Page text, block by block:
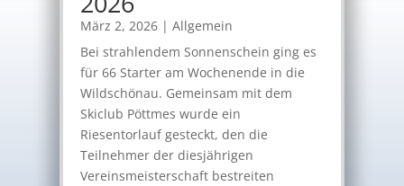
März 2, 2026 | Allgemein
Bei strahlendem Sonnenschein ging es
für 66 Starter am Wochenende in die
Wildschönau. Gemeinsam mit dem
Skiclub Pöttmes wurde ein
Riesentorlauf gesteckt, den die
Teilnehmer der diesjährigen
Vereinsmeisterschaft bestreiten